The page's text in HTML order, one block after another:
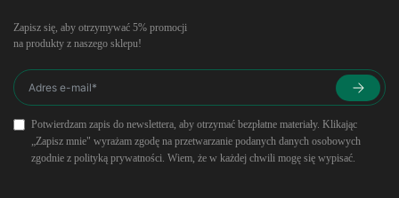
Zapisz się, aby otrzymywać 5% promocji
na produkty z naszego sklepu!
Potwierdzam zapis do newslettera, aby otrzymać bezpłatne materiały. Klikając
„Zapisz mnie" wyrażam zgodę na przetwarzanie podanych danych osobowych
zgodnie z polityką prywatności. Wiem, że w każdej chwili mogę się wypisać.